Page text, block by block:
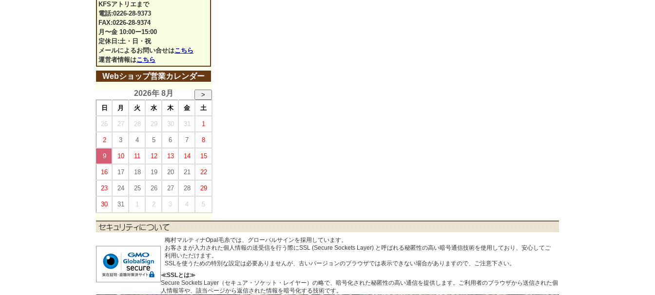
KFSアトリエまで
電話:0226-28-9373
FAX:0226-28-9374
月〜金 10:00ー15:00
定休日:土・日・祝
メールによるお問い合せはこちら
運営者情報はこちら
Webショップ営業カレンダー
2026年 8月
>
日
月 火 水 木 金 土
26 27 28 29 30 31 1
2 3 4 5 6 7 8
9 10 11 12 13 14 15
16 17 18 19 20 21 22
23 24 25 26 27 28 29
30 31 1 2 3 4 5
梅村マルティナOpal毛糸では、グローバルサインを採用しています。
お客さまが入力された個人情報の送受信を行う際にSSL (Secure Sockets Layer) と呼ばれる秘匿性の高い暗号通信技術を使用しており、安心してご
利用いただけます。
SSLを使うための特別な設定は必要ありませんが、古いバージョンのブラウザでは表示できない場合がありますので、ご注意下さい。
≪SSLとは≫
Secure Sockets Layer（セキュア・ソケット・レイヤー）の略で、暗号化された秘匿性の高い通信を提供します。ご利用者のブラウザから送信された個
人情報等や、該当ページから返信された情報を暗号化する技術です。